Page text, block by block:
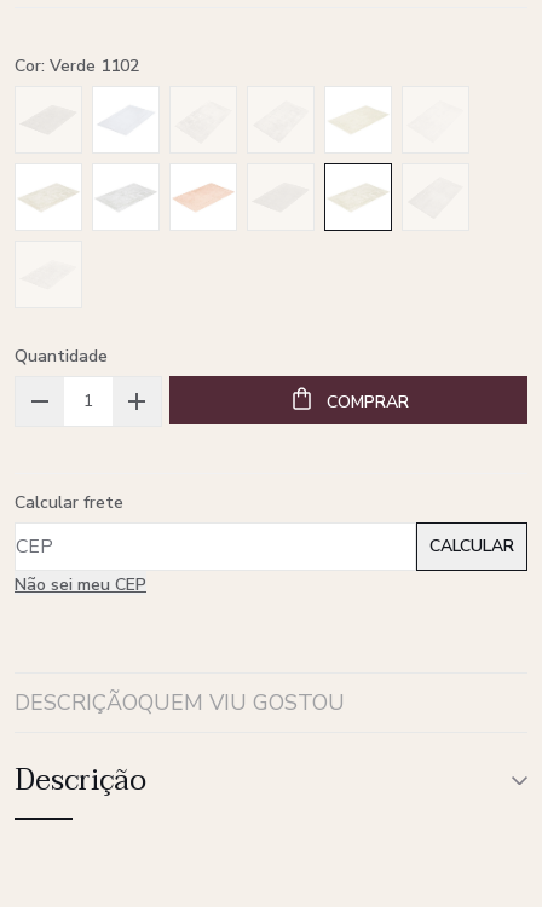
Cor: Verde 1102
Quantidade
COMPRAR
Calcular frete
Não sei meu CEP
DESCRIÇÃOQUEM VIU GOSTOU
Descrição